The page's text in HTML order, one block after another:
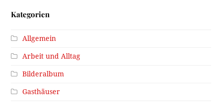
Kategorien
Allgemein
Arbeit und Alltag
Bilderalbum
Gasthäuser